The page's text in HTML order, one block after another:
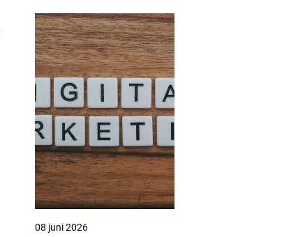
08 juni 2026